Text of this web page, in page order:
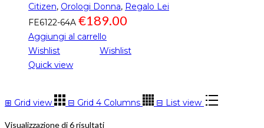
Citizen, Orologi Donna, Regalo Lei
FE6122-64A €189.00
Aggiungi al carrello
Wishlist
Wishlist
Quick view
⊞ Grid view ⊟ Grid 4 Columns ⊟ List view
Visualizzazione di 6 risultati